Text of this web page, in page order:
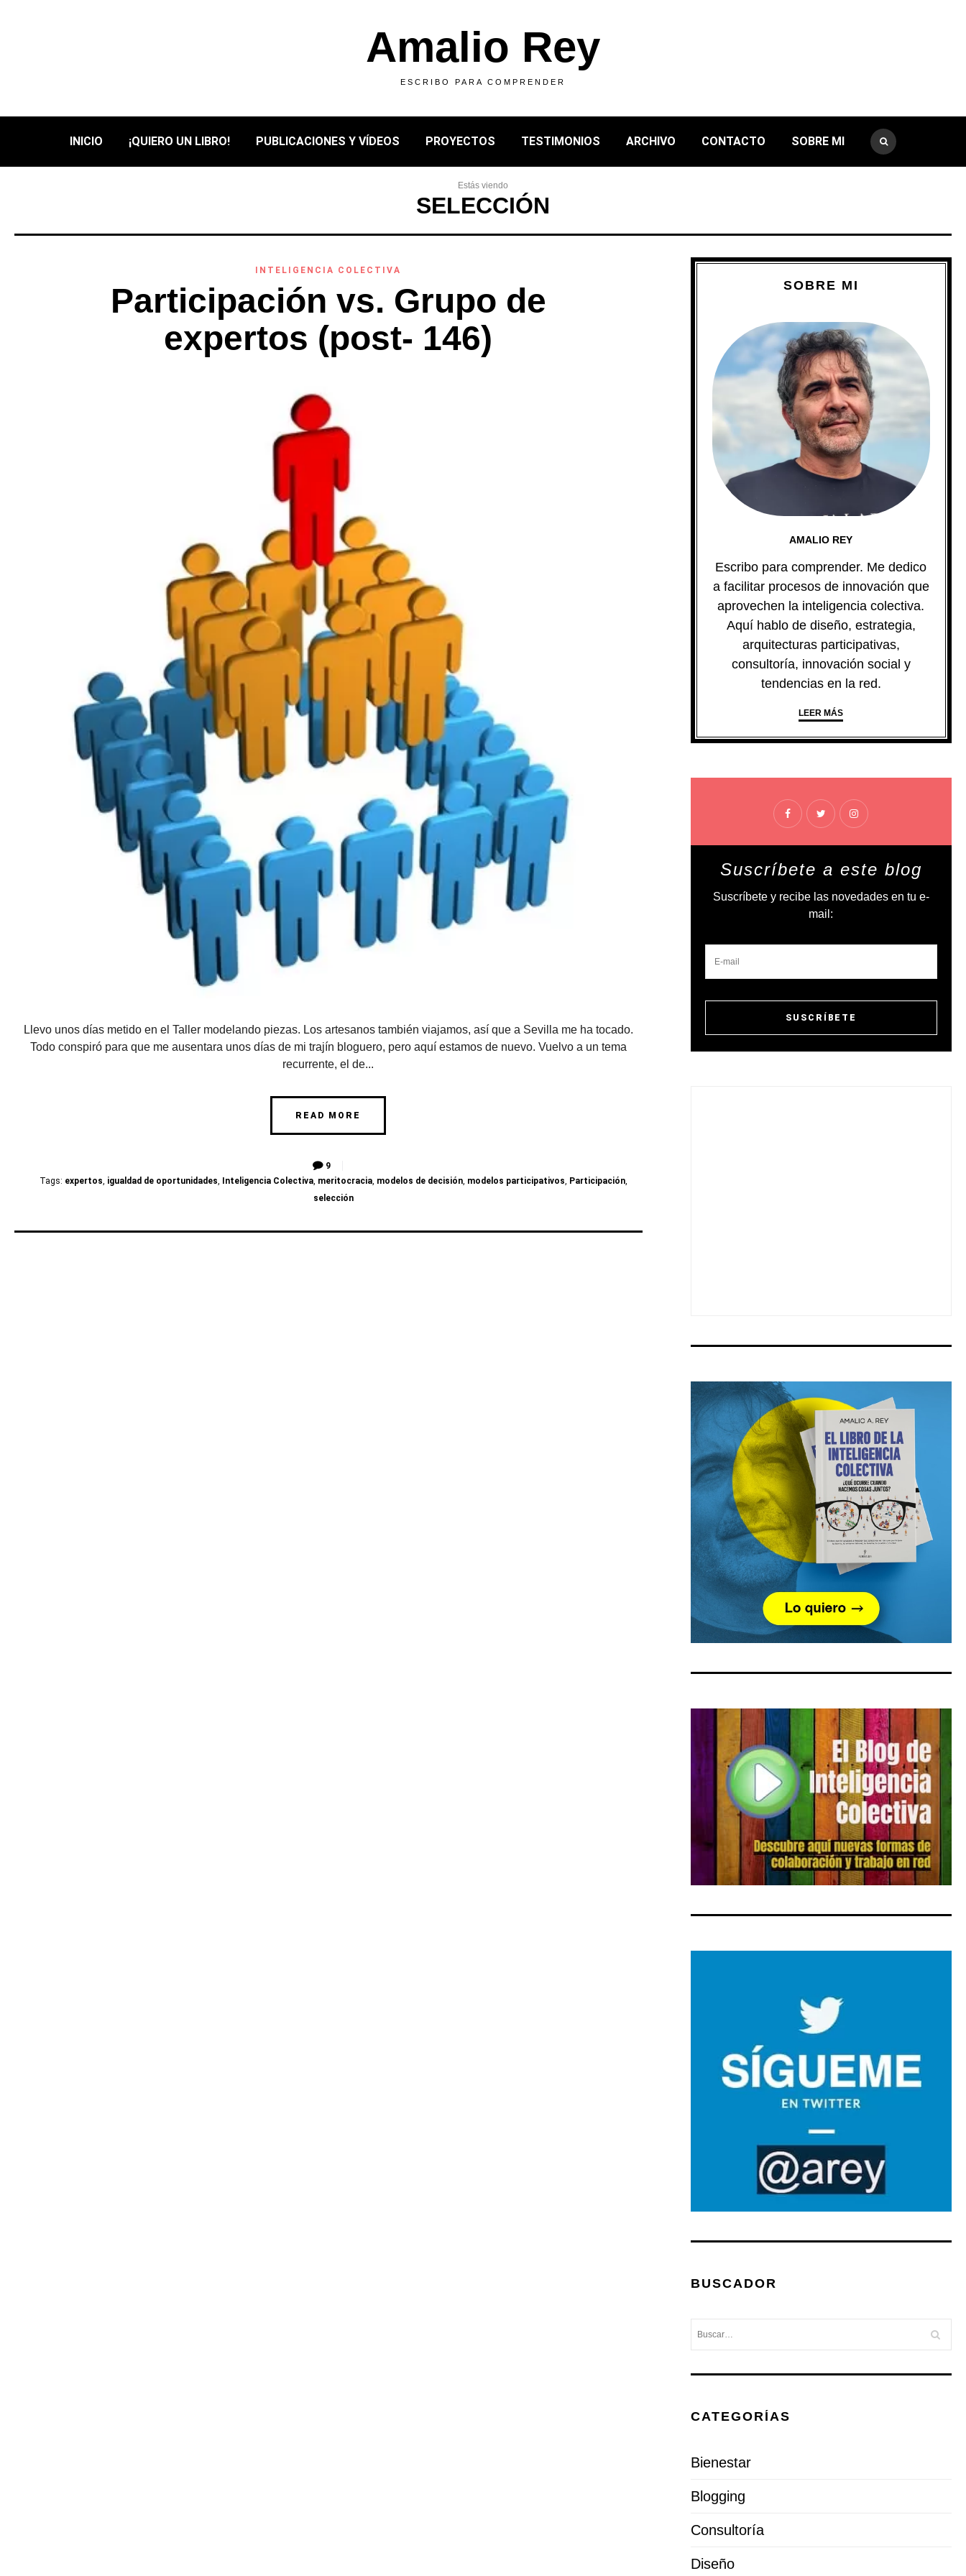
Amalio Rey
ESCRIBO PARA COMPRENDER
INICIO ¡QUIERO UN LIBRO! PUBLICACIONES Y VÍDEOS PROYECTOS TESTIMONIOS ARCHIVO CONTACTO SOBRE MI
Estás viendo
SELECCIÓN
INTELIGENCIA COLECTIVA
Participación vs. Grupo de
expertos (post- 146)
Llevo unos días metido en el Taller modelando piezas. Los artesanos también viajamos, así que a Sevilla me ha tocado.
Todo conspiró para que me ausentara unos días de mi trajín bloguero, pero aquí estamos de nuevo. Vuelvo a un tema
recurrente, el de...
READ MORE
9
Tags: expertos, igualdad de oportunidades, Inteligencia Colectiva, meritocracia, modelos de decisión, modelos participativos, Participación,
selección
SOBRE MI
AMALIO REY
Escribo para comprender. Me dedico
a facilitar procesos de innovación que
aprovechen la inteligencia colectiva.
Aquí hablo de diseño, estrategia,
arquitecturas participativas,
consultoría, innovación social y
tendencias en la red.
LEER MÁS
Suscríbete a este blog
Suscríbete y recibe las novedades en tu e-
mail:
BUSCADOR
CATEGORÍAS
Bienestar
Blogging
Consultoría
Diseño